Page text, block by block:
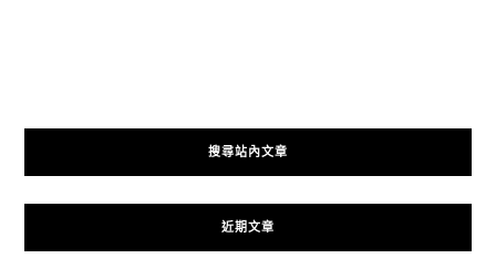
搜尋站內文章
近期文章